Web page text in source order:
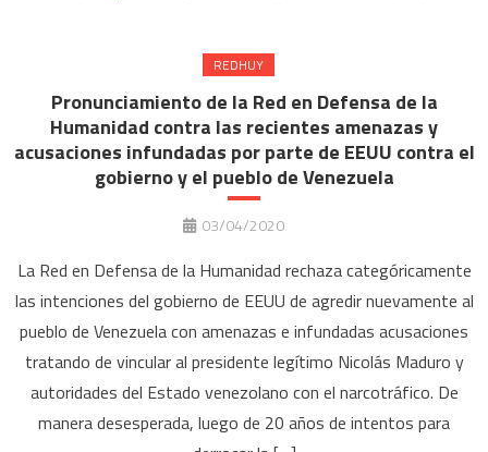
REDHUY
Pronunciamiento de la Red en Defensa de la
Humanidad contra las recientes amenazas y
acusaciones infundadas por parte de EEUU contra el
gobierno y el pueblo de Venezuela
03/04/2020
La Red en Defensa de la Humanidad rechaza categóricamente
las intenciones del gobierno de EEUU de agredir nuevamente al
pueblo de Venezuela con amenazas e infundadas acusaciones
tratando de vincular al presidente legítimo Nicolás Maduro y
autoridades del Estado venezolano con el narcotráfico. De
manera desesperada, luego de 20 años de intentos para